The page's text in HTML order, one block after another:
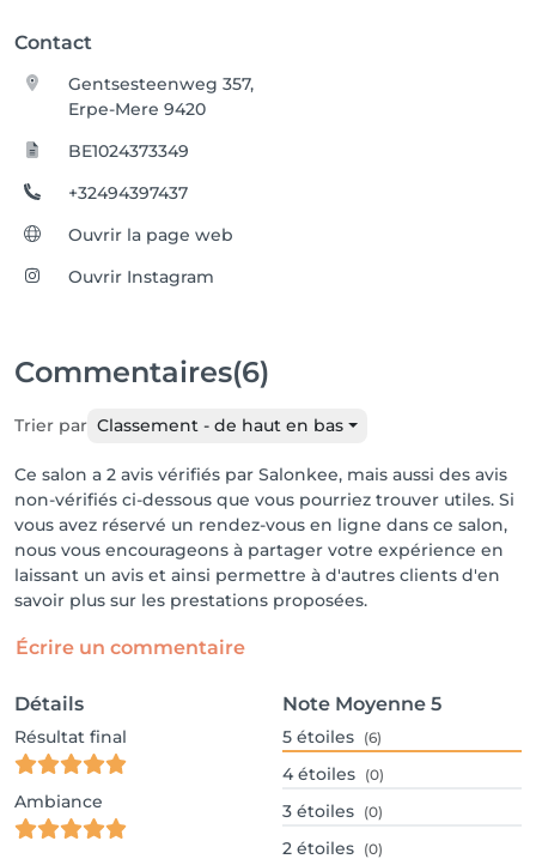
Contact
Gentsesteenweg 357,
Erpe-Mere 9420
BE1024373349
+32494397437
Ouvrir la page web
Ouvrir Instagram
Commentaires(6)
Trier par Classement - de haut en bas
Ce salon a 2 avis vérifiés par Salonkee, mais aussi des avis
non-vérifiés ci-dessous que vous pourriez trouver utiles. Si
vous avez réservé un rendez-vous en ligne dans ce salon,
nous vous encourageons à partager votre expérience en
laissant un avis et ainsi permettre à d'autres clients d'en
savoir plus sur les prestations proposées.
Écrire un commentaire
Détails
Résultat final
Ambiance
Note Moyenne 5
5 étoiles (6)
4 étoiles (0)
3 étoiles (0)
2 étoiles (0)